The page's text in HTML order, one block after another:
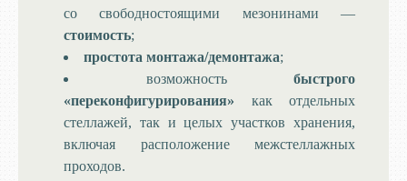
со свободностоящими мезонинами —
стоимость;
простота монтажа/демонтажа;
возможность быстрого
«переконфигурирования» как отдельных
стеллажей, так и целых участков хранения,
включая расположение межстеллажных
проходов.